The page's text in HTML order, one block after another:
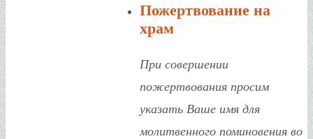
Пожертвование на
храм
При совершении
пожертвования просим
указать Ваше имя для
молитвенного поминовения во